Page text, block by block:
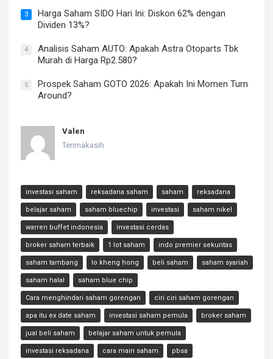
3
Harga Saham SIDO Hari Ini: Diskon 62% dengan
Dividen 13%?
4
Analisis Saham AUTO: Apakah Astra Otoparts Tbk
Murah di Harga Rp2.580?
5
Prospek Saham GOTO 2026: Apakah Ini Momen Turn
Around?
Valen
Terimakasih
investasi saham reksadana saham saham reksadana
belajar saham saham bluechip investasi saham nikel
warren buffet indonesia investasi cerdas
broker saham terbaik 1 lot saham indo premier sekuritas
saham tambang lo kheng hong beli saham saham syariah
saham halal saham blue chip
Cara menghindari saham gorengan ciri ciri saham gorengan
apa itu ex date saham investasi saham pemula broker saham
jual beli saham belajar saham untuk pemula
investasi reksadana cara main saham pbsa